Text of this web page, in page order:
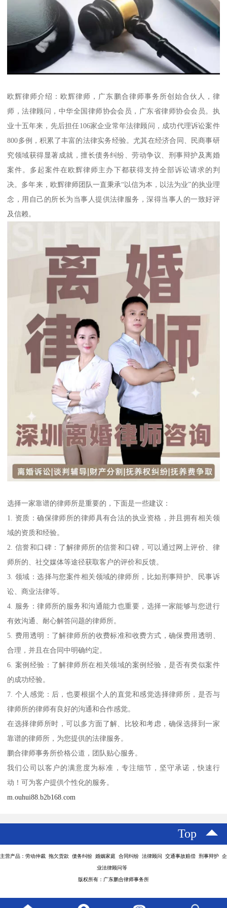
欧辉律师介绍：欧辉律师，广东鹏合律师事务所创始合伙人，律
师，法律顾问，中华全国律师协会会员，广东省律师协会会员。执
业十五年来，先后担任106家企业常年法律顾问，成功代理诉讼案件
800多例，积累了丰富的法律实务经验。尤其在经济合同、民商事研
究领域获得显著成就，擅长债务纠纷、劳动争议、刑事辩护及离婚
案件。多起案件在欧辉律师主办下都获得支持全部诉讼请求的判
决。多年来，欧辉律师团队一直秉承“以信为本，以法为业”的执业理
念，用自己的所长为当事人提供法律服务，深得当事人的一致好评
及信赖。
选择一家靠谱的律师所是重要的，下面是一些建议：
1. 资质：确保律师所的律师具有合法的执业资格，并且拥有相关领
域的资质和经验。
2. 信誉和口碑：了解律师所的信誉和口碑，可以通过网上评价、律
师所的、社交媒体等途径获取客户的评价和反馈。
3. 领域：选择与您案件相关领域的律师所，比如刑事辩护、民事诉
讼、商业法律等。
4. 服务：律师所的服务和沟通能力也重要，选择一家能够与您进行
有效沟通、耐心解答问题的律师所。
5. 费用透明：了解律师所的收费标准和收费方式，确保费用透明、
合理，并且在合同中明确约定。
6. 案例经验：了解律师所在相关领域的案例经验，是否有类似案件
的成功经验。
7. 个人感觉：后，也要根据个人的直觉和感觉选择律师所，是否与
律师所的律师有良好的沟通和合作感觉。
在选择律师所时，可以多方面了解、比较和考虑，确保选择到一家
靠谱的律师所，为您提供的法律服务。
鹏合律师事务所价格公道，团队贴心服务。
我们公司以客户的满意度为标准，专注细节，坚守承诺，快速行
动！可为客户提供个性化的服务。
m.ouhui88.b2b168.com
Top
主营产品：劳动仲裁 拖欠货款 债务纠纷 婚姻家庭 合同纠纷 法律顾问 交通事故赔偿 刑事辩护 企
业法律顾问等
版权所有：广东鹏合律师事务所